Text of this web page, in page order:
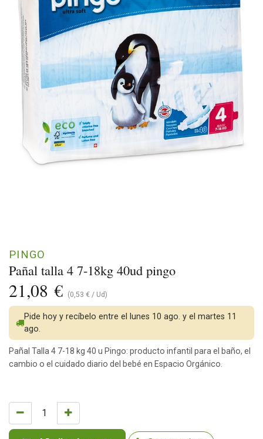
Pañal talla 4 7-18kg 40ud pingo
PINGO
21,08 € (0,53 € / Ud)
Pide hoy y recíbelo entre el lunes 10 ago. y el martes 11
ago.
Pañal Talla 4 7-18 kg 40 u Pingo: producto infantil para el baño, el
cambio o el cuidado diario del bebé en Espacio Orgánico.